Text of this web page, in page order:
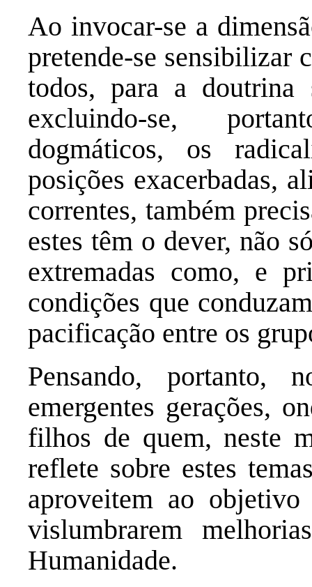
Ao invocar-se a
pretende-se sensibilizar
todos, para a doutrina
excluindo-se,
dogmáticos, os
posições exacerbadas,
correntes, também
estes têm o dever, não
extremadas como, e
condições que
pacificação entre os
Pensando, portanto,
emergentes gerações,
filhos de quem, neste
reflete sobre estes
aproveitem ao
vislumbrarem
Humanidade.